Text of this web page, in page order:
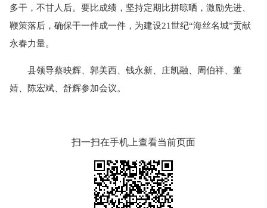
多干，不甘人后。要比成绩，坚持定期比拼晾晒，激励先进、
鞭策落后，确保干一件成一件，为建设21世纪“海丝名城”贡献
永春力量。
县领导蔡映辉、郭美西、钱永新、庄凯融、周伯祥、董
婧、陈宏斌、舒辉参加会议。
扫一扫在手机上查看当前页面